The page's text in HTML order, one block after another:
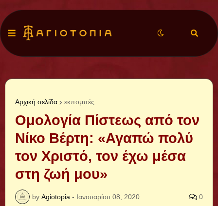
Αρχική σελίδα εκπομπές
Ομολογία Πίστεως από τον
Νίκο Βέρτη: «Αγαπώ πολύ
τον Χριστό, τον έχω μέσα
στη ζωή μου»
by Agiotopia - Ιανουαρίου 08, 2020 0